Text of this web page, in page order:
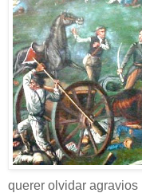
querer olvidar